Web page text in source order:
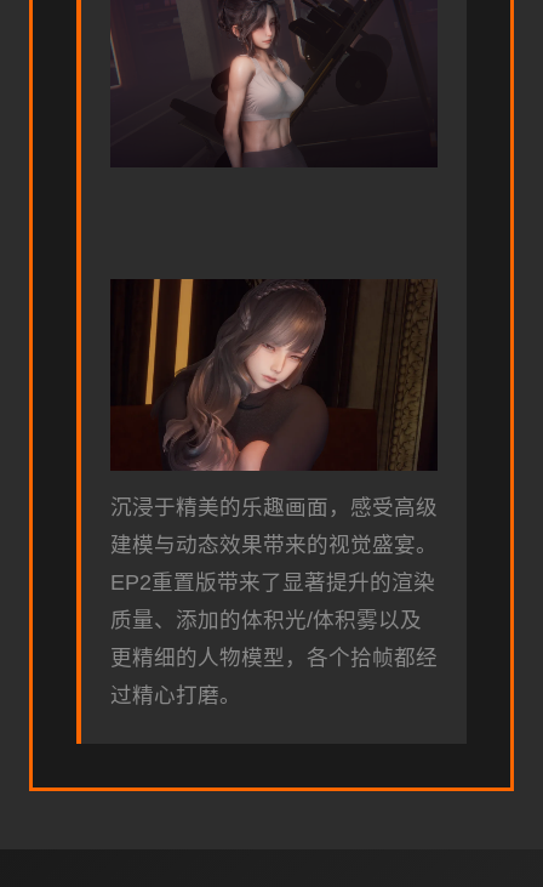
沉浸于精美的乐趣画面，感受高级
建模与动态效果带来的视觉盛宴。
EP2重置版带来了显著提升的渲染
质量、添加的体积光/体积雾以及
更精细的人物模型，各个拾帧都经
过精心打磨。